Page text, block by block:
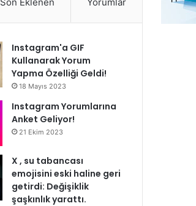
Instagram'a GIF
Kullanarak Yorum
Yapma Özelliği Geldi!
18 Mayıs 2023
Instagram Yorumlarına
Anket Geliyor!
21 Ekim 2023
X , su tabancası
emojisini eski haline geri
getirdi: Değişiklik
şaşkınlık yarattı.